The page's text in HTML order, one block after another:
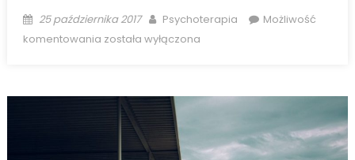
Posted
on
25 października 2017 Author
Psychoterapia
Możliwość
komentowania Czy
jest
obecnie
skuteczne?
została wyłączona